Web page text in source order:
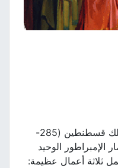
بقوة الصليب الكريم استطاع الملك قسطنطين (285-
الوحيد
أعمال عظيمة: